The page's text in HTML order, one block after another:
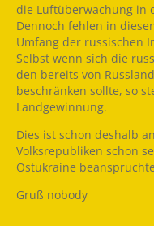
die Luftüberwachung in
Dennoch fehlen in
Umfang der russischen
Selbst wenn sich die
den bereits von
beschränken sollte, so
Landgewinnung.
Dies ist schon deshalb
Volksrepubliken schon
Ostukraine
Gruß nobody